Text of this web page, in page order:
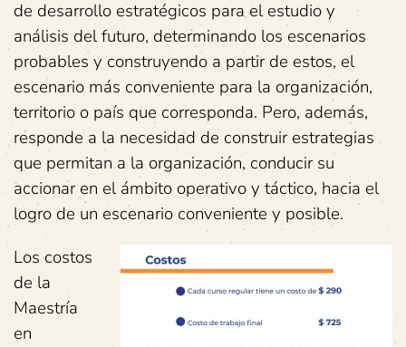
de desarrollo estratégicos para el estudio y
análisis del futuro, determinando los escenarios
probables y construyendo a partir de estos, el
escenario más conveniente para la organización,
territorio o país que corresponda. Pero, además,
responde a la necesidad de construir estrategias
que permitan a la organización, conducir su
accionar en el ámbito operativo y táctico, hacia el
logro de un escenario conveniente y posible.
Los costos
de la
Maestría
en